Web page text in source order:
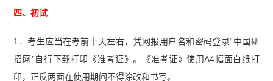
四、初试
1．考生应当在考前十天左右，凭网报用户名和密码登录“中国研
招网”自行下载打印《准考证》。《准考证》使用A4幅面白纸打
印，正反两面在使用期间不得涂改和书写。